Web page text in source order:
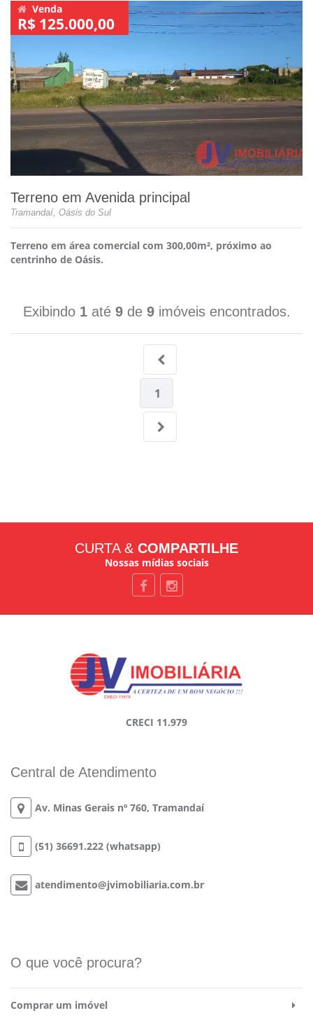
Venda
R$ 125.000,00
Terreno em Avenida principal
Tramandaí, Oásis do Sul
Terreno em área comercial com 300,00m², próximo ao
centrinho de Oásis.
Exibindo 1até 9de 9imóveis encontrados.
1
CURTA & COMPARTILHE
Nossas mídias sociais
CRECI 11.979
Central de Atendimento
Av. Minas Gerais nº 760, Tramandaí
(51) 36691.222 (whatsapp)
atendimento@jvimobiliaria.com.br
O que você procura?
Comprar um imóvel